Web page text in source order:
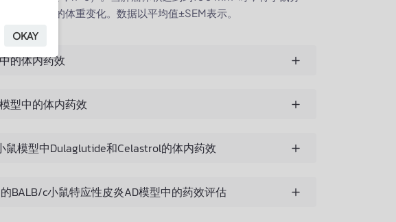
治疗期间的体重变化。数据以平均值±SEM表示。
的体内药效
型中的体内药效
鼠模型中Dulaglutide和Celastrol的体内药效
BALB/c小鼠特应性皮炎AD模型中的药效评估
OKAY